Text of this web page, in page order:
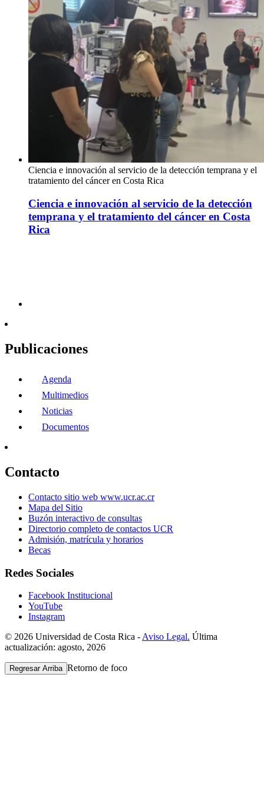
Ciencia e innovación al servicio de la detección temprana y el
tratamiento del cáncer en Costa Rica
Ciencia e innovación al servicio de la detección
temprana y el tratamiento del cáncer en Costa
Rica
Publicaciones
Agenda
Multimedios
Noticias
Documentos
Contacto
Contacto sitio web www.ucr.ac.cr
Mapa del Sitio
Buzón interactivo de consultas
Directorio completo de contactos UCR
Admisión, matrícula y horarios
Becas
Redes Sociales
Facebook Institucional
YouTube
Instagram
© 2026 Universidad de Costa Rica - Aviso Legal. Última
actualización: agosto, 2026
Regresar Arriba Retorno de foco